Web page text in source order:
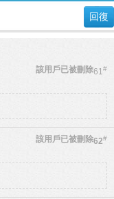
回復
61#
該用戶已被刪除
62#
該用戶已被刪除